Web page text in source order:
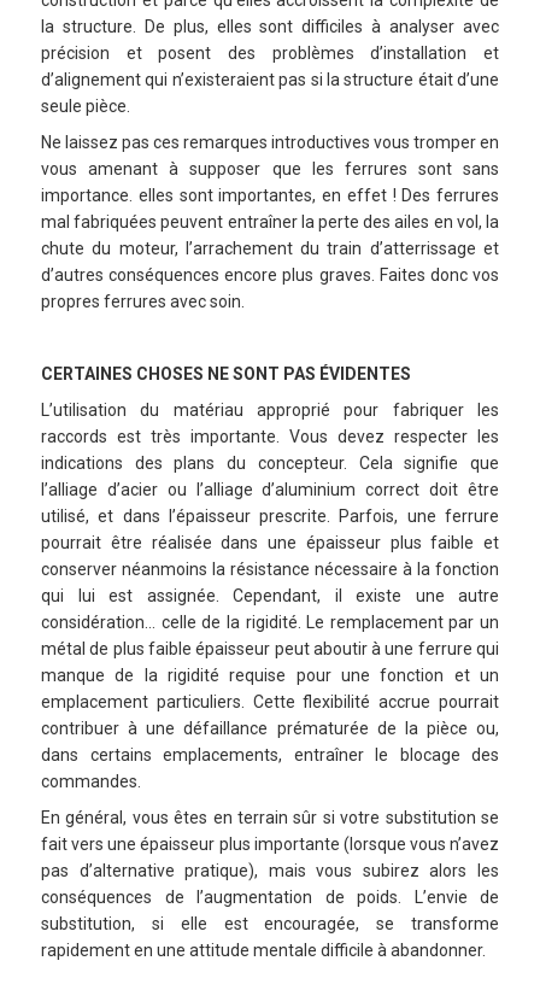
la structure. De plus, elles sont difficiles à analyser avec
précision et posent des problèmes d’installation et
d’alignement qui n’existeraient pas si la structure était d’une
seule pièce.
Ne laissez pas ces remarques introductives vous tromper en
vous amenant à supposer que les ferrures sont sans
importance. elles sont importantes, en effet ! Des ferrures
mal fabriquées peuvent entraîner la perte des ailes en vol, la
chute du moteur, l’arrachement du train d’atterrissage et
d’autres conséquences encore plus graves. Faites donc vos
propres ferrures avec soin.
CERTAINES CHOSES NE SONT PAS ÉVIDENTES
L’utilisation du matériau approprié pour fabriquer les
raccords est très importante. Vous devez respecter les
indications des plans du concepteur. Cela signifie que
l’alliage d’acier ou l’alliage d’aluminium correct doit être
utilisé, et dans l’épaisseur prescrite. Parfois, une ferrure
pourrait être réalisée dans une épaisseur plus faible et
conserver néanmoins la résistance nécessaire à la fonction
qui lui est assignée. Cependant, il existe une autre
considération… celle de la rigidité. Le remplacement par un
métal de plus faible épaisseur peut aboutir à une ferrure qui
manque de la rigidité requise pour une fonction et un
emplacement particuliers. Cette flexibilité accrue pourrait
contribuer à une défaillance prématurée de la pièce ou,
dans certains emplacements, entraîner le blocage des
commandes.
En général, vous êtes en terrain sûr si votre substitution se
fait vers une épaisseur plus importante (lorsque vous n’avez
pas d’alternative pratique), mais vous subirez alors les
conséquences de l’augmentation de poids. L’envie de
substitution, si elle est encouragée, se transforme
rapidement en une attitude mentale difficile à abandonner.